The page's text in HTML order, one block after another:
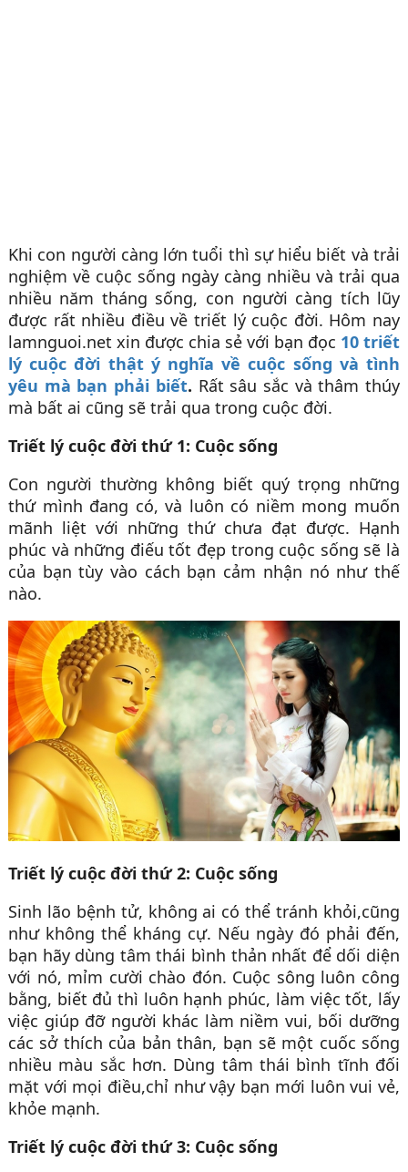
Khi con người càng lớn tuổi thì sự hiểu biết và trải
nghiệm về cuộc sống ngày càng nhiều và trải qua
nhiều năm tháng sống, con người càng tích lũy
được rất nhiều điều về triết lý cuộc đời. Hôm nay
lamnguoi.net xin được chia sẻ với bạn đọc 10 triết
lý cuộc đời thật ý nghĩa về cuộc sống và tình
yêu mà bạn phải biết. Rất sâu sắc và thâm thúy
mà bất ai cũng sẽ trải qua trong cuộc đời.
Triết lý cuộc đời thứ 1: Cuộc sống
Con người thường không biết quý trọng những
thứ mình đang có, và luôn có niềm mong muốn
mãnh liệt với những thứ chưa đạt được. Hạnh
phúc và những điếu tốt đẹp trong cuộc sống sẽ là
của bạn tùy vào cách bạn cảm nhận nó như thế
nào.
Triết lý cuộc đời thứ 2: Cuộc sống
Sinh lão bệnh tử, không ai có thể tránh khỏi,cũng
như không thể kháng cự. Nếu ngày đó phải đến,
bạn hãy dùng tâm thái bình thản nhất để dối diện
với nó, mỉm cười chào đón. Cuộc sông luôn công
bằng, biết đủ thì luôn hạnh phúc, làm việc tốt, lấy
việc giúp đỡ người khác làm niềm vui, bối dưỡng
các sở thích của bản thân, bạn sẽ một cuốc sống
nhiều màu sắc hơn. Dùng tâm thái bình tĩnh đối
mặt với mọi điều,chỉ như vậy bạn mới luôn vui vẻ,
khỏe mạnh.
Triết lý cuộc đời thứ 3: Cuộc sống